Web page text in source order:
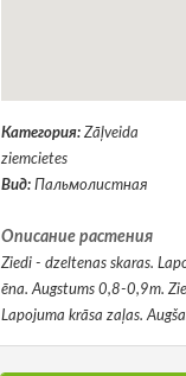
Категория: Zāļveida
ziemcietes
Вид: Пальмолистная
Описание растения
Ziedi - dzeltenas skaras.
ēna. Augstums 0,8-0,9m.
Lapojuma krāsa zaļas.